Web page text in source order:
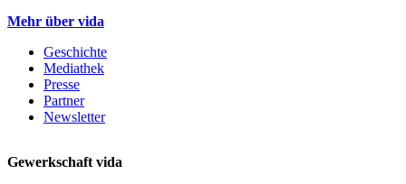
Mehr über vida
Geschichte
Mediathek
Presse
Partner
Newsletter
Gewerkschaft vida